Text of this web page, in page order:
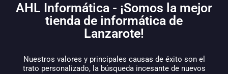
AHL Informática - ¡Somos la mejor
tienda de informática de
Lanzarote!
Nuestros valores y principales causas de éxito son el
trato personalizado, la búsqueda incesante de nuevos